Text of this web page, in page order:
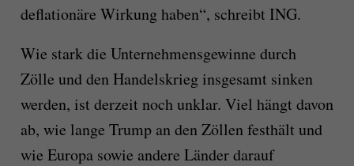
deflationäre Wirkung haben“, schreibt ING.
Wie stark die Unternehmensgewinne durch
Zölle und den Handelskrieg insgesamt sinken
werden, ist derzeit noch unklar. Viel hängt davon
ab, wie lange Trump an den Zöllen festhält und
wie Europa sowie andere Länder darauf